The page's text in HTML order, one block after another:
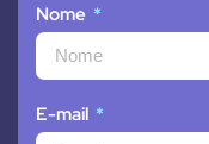
Nome
E-mail